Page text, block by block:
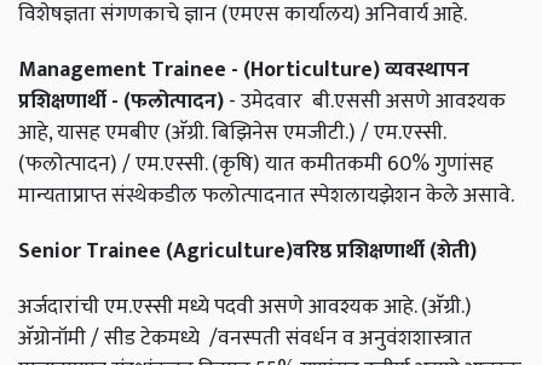
विशेषज्ञता संगणकाचे ज्ञान (एमएस कार्यालय) अनिवार्य आहे.
Management Trainee - (Horticulture) व्यवस्थापन
प्रशिक्षणार्थी - (फलोत्पादन)- उमेदवार बी.एससी असणे आवश्यक
आहे, यासह एमबीए (अ‍ॅग्री. बिझिनेस एमजीटी.) / एम.एस्सी.
(फलोत्पादन) / एम.एस्सी. (कृषि) यात कमीतकमी 60% गुणांसह
मान्यताप्राप्त संस्थेकडील फलोत्पादनात स्पेशलायझेशन केले असावे.
Senior Trainee (Agriculture)वरिष्ठ प्रशिक्षणार्थी (शेती)
अर्जदारांची एम.एस्सी मध्ये पदवी असणे आवश्यक आहे. (अ‍ॅग्री.)
अ‍ॅग्रोनॉमी / सीड टेकमध्ये /वनस्पती संवर्धन व अनुवंशशास्त्रात